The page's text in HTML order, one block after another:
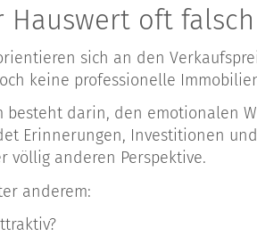
Hauswert oft
sich an den
keine professionelle
besteht darin, den emotionalen
Erinnerungen, Investitionen
völlig anderen Perspektive.
anderem: